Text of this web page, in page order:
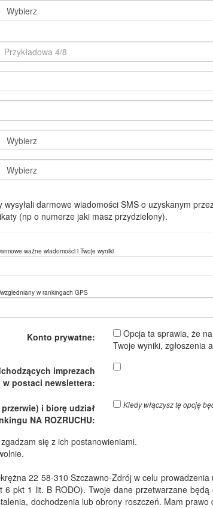
darmowe wiadomości SMS o uzyskanym
(np o numerze jaki masz przydzielony).
ważne wiadomości i Twoje wyniki
w rankingach GPS
Konto prywatne:
Opcja ta sprawia, że
Twoje wyniki, zgłoszenia
imprezach
postaci newslettera:
i biorę udział
NA ROZRUCHU:
Kiedy włączysz tę opcję
się z ich postanowieniami.
22 58-310 Szczawno-Zdrój w celu
pkt 1 lit. B RODO). Twoje dane przetwarzane
dochodzenia lub obrony roszczeń. Mam